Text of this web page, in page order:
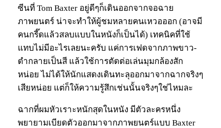
ซีนที่ Tom Baxter อยู่ดีๆก็เดินออกจากจอฉาย
ภาพยนตร์ น่าจะทำให้ผู้ชมหลายคนเหวอออก (อาจมี
คนกรี๊ดแล้วสลบแบบในหนังก็เป็นได้) เทคนิคที่ใช้
แทบไม่มีอะไรเลยนะครับ แค่การเฟดจากภาพขาว-
ดำกลายเป็นสี แล้วใช้การตัดต่อเล่นมุมกล้องสัก
หน่อย ไม่ได้ให้นักแสดงเดินทะลุออกมาจากฉากจริงๆ
เสียหน่อย แต่ก็ให้ความรู้สึกเช่นนั้นจริงๆใช่ไหมละ
ฉากที่ผมหัวเราะหนักสุดในหนัง มีตัวละครหนึ่ง
พยายามเบียดตัวออกมาจากภาพยนตร์แบบ Baxter